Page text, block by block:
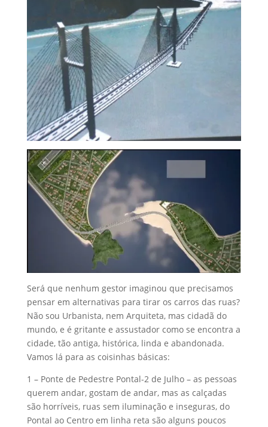
Será que nenhum gestor imaginou que precisamos
pensar em alternativas para tirar os carros das ruas?
Não sou Urbanista, nem Arquiteta, mas cidadã do
mundo, e é gritante e assustador como se encontra a
cidade, tão antiga, histórica, linda e abandonada.
Vamos lá para as coisinhas básicas:
1 – Ponte de Pedestre Pontal-2 de Julho – as pessoas
querem andar, gostam de andar, mas as calçadas
são horríveis, ruas sem iluminação e inseguras, do
Pontal ao Centro em linha reta são alguns poucos